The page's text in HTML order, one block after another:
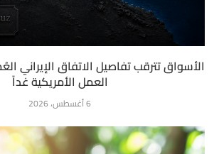
الأسواق تترقب تفاصيل الاتفاق الإيراني
العمل الأمريكية غداً
6 أغسطس، 2026